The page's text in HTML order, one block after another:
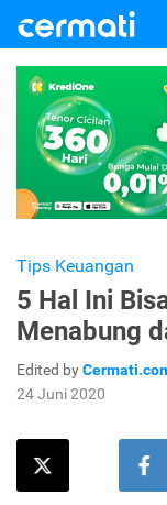
Tips Keuangan
5 Hal Ini
Menabung
Edited by
24 Juni 2020